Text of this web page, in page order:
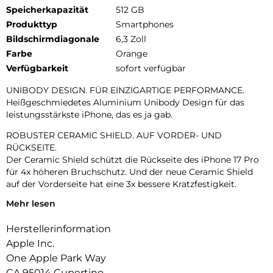
Speicherkapazität
512 GB
Produkttyp
Smartphones
Bildschirmdiagonale
6,3 Zoll
Farbe
Orange
Verfügbarkeit
sofort verfügbar
UNIBODY DESIGN. FÜR EINZIGARTIGE PERFORMANCE.
Heißgeschmiedetes Aluminium Unibody Design für das
leistungsstärkste iPhone, das es ja gab.
ROBUSTER CERAMIC SHIELD. AUF VORDER- UND
RÜCKSEITE.
Der Ceramic Shield schützt die Rückseite des iPhone 17 Pro
für 4x höheren Bruchschutz. Und der neue Ceramic Shield
auf der Vorderseite hat eine 3x bessere Kratzfestigkeit.
DAS ULTIMATIVE PRO KAMERA-SYSTEM.
dem größten Zoombereich, den es je bei einem iPhone gab.
Das ist wie 8 Pro Objektive in deiner Hosentasche.
18MP CENTER STAGE FRONTKAMERA.
Mehr lesen
Herstellerinformation
Apple Inc.
One Apple Park Way